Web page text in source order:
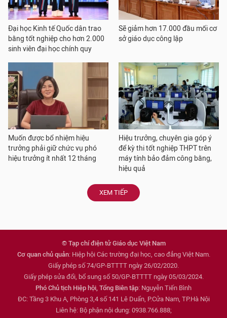
Đại học Kinh tế Quốc dân trao
bằng tốt nghiệp cho hơn 2.000
sinh viên đại học chính quy
Sẽ giảm hơn 17.000 đầu mối cơ
sở giáo dục công lập
Muốn được bổ nhiệm hiệu
trưởng phải giữ chức vụ phó
hiệu trưởng ít nhất 12 tháng
Hiệu trưởng, chuyên gia góp ý
để kỳ thi tốt nghiệp THPT trên
máy tính bảo đảm công bằng,
hiệu quả
XEM TIẾP
© Tạp chí điện tử Giáo dục Việt Nam
Cơ quan chủ quản: Hiệp hội Các trường đại học, cao đẳng Việt Nam.
Giấy phép số 74/GP-BTTTT ngày 26/02/2020.
Giấy phép sửa đổi, bổ sung số 50/GP-BTTTT ngày 05/03/2024.
Phó Chủ tịch Hiệp hội, Tổng Biên tập: Nguyễn Tiến Bình
ĐC: Tầng 3 Khu A, Phòng 3,4 số 141 Lê Duẩn, P.Cửa Nam, TP.Hà Nội
Liên hệ: Bộ phận nội dung: 0938.766.888;